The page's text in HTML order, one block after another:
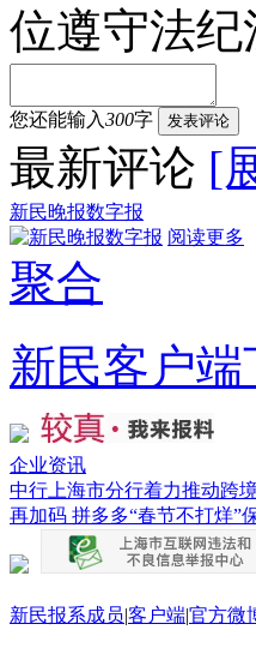
位遵守法纪
您还能输入300字 发表评论
最新评论 [
新民晚报数字报
阅读更多
聚合
新民客户端
企业资讯
中行上海市分行着力推动跨
再加码 拼多多“春节不打烊”
新民报系成员|客户端|官方微